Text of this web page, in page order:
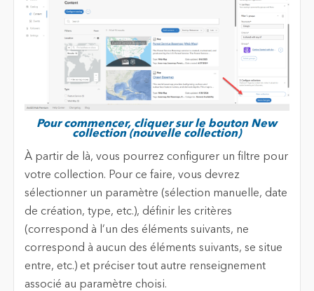
Pour commencer, cliquer sur le bouton New
collection (nouvelle collection)
À partir de là, vous pourrez configurer un filtre pour
votre collection. Pour ce faire, vous devrez
sélectionner un paramètre (sélection manuelle, date
de création, type, etc.), définir les critères
(correspond à l’un des éléments suivants, ne
correspond à aucun des éléments suivants, se situe
entre, etc.) et préciser tout autre renseignement
associé au paramètre choisi.